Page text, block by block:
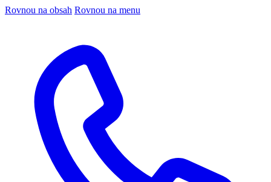
Rovnou na obsah Rovnou na menu